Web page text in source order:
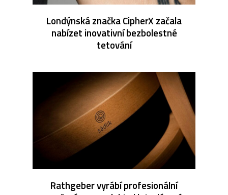
Londýnská značka CipherX začala
nabízet inovativní bezbolestné
tetování
Rathgeber vyrábí profesionální